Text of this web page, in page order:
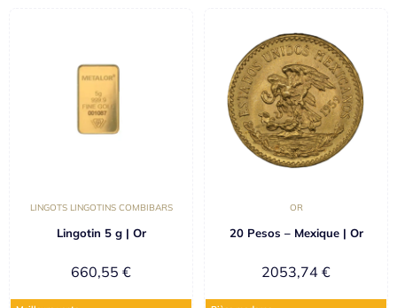
LINGOTS LINGOTINS COMBIBARS
Lingotin 5 g | Or
660,55 €
OR
20 Pesos – Mexique | Or
2053,74 €